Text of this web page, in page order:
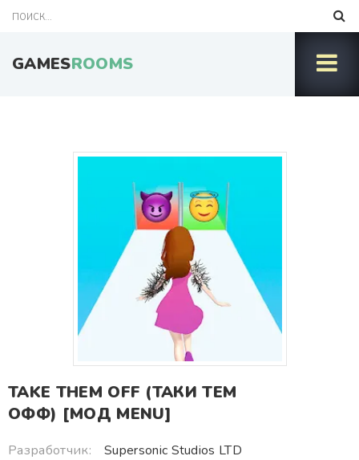
GAMESROOMS
TAKE THEM OFF (ТАКИ ТЕМ
ОФФ) [МОД MENU]
Разработчик:
Supersonic Studios LTD